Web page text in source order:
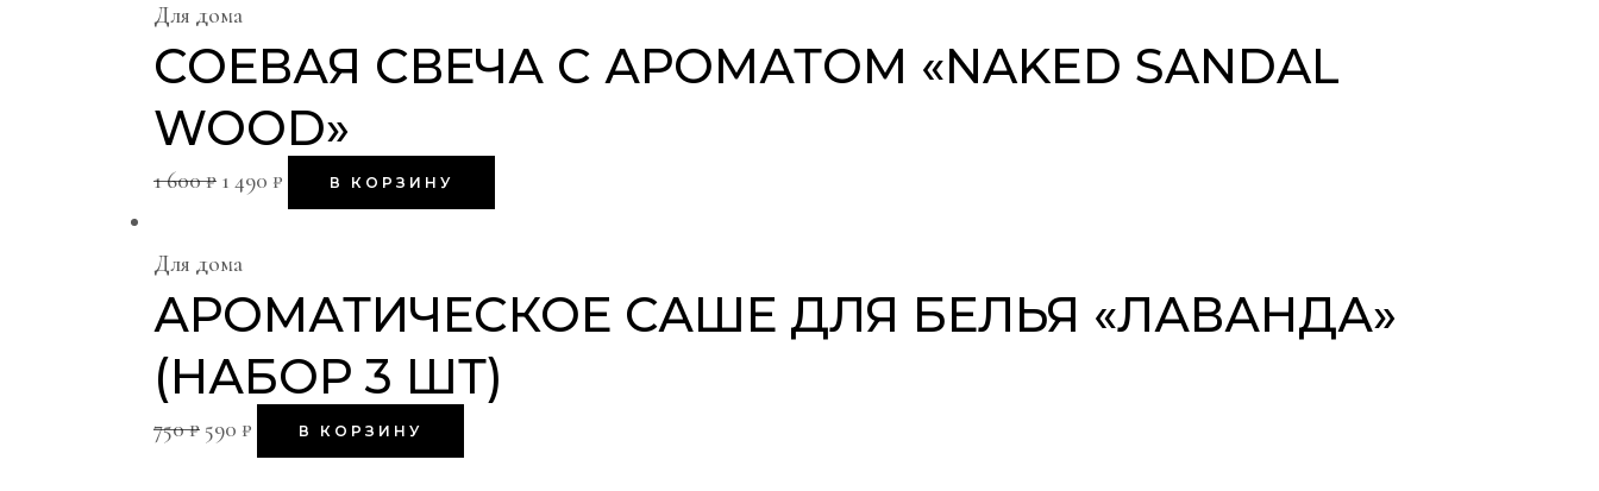
Для дома
СОЕВАЯ СВЕЧА С АРОМАТОМ «NAKED SANDAL
WOOD»
1 600₽ 1 490 ₽ В КОРЗИНУ
Для дома
АРОМАТИЧЕСКОЕ САШЕ ДЛЯ БЕЛЬЯ «ЛАВАНДА»
(НАБОР 3 ШТ)
750₽ 590 ₽ В КОРЗИНУ